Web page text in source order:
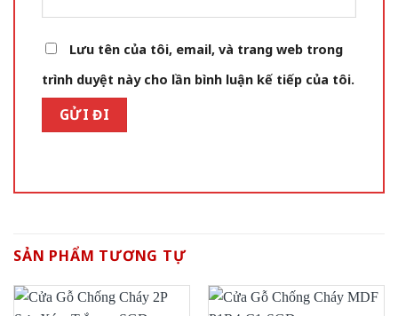
Lưu tên của tôi, email, và trang web trong
trình duyệt này cho lần bình luận kế tiếp của tôi.
SẢN PHẨM TƯƠNG TỰ